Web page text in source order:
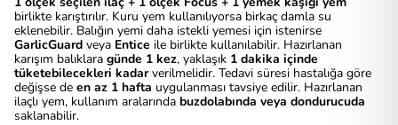
birlikte karıştırılır. Kuru yem kullanılıyorsa birkaç damla su
eklenebilir. Balığın yemi daha istekli yemesi için istenirse
GarlicGuard veya Entice ile birlikte kullanılabilir. Hazırlanan
karışım balıklara günde 1 kez, yaklaşık 1 dakika içinde
tüketebilecekleri kadarverilmelidir. Tedavi süresi hastalığa göre
değişse de en az 1 hafta uygulanması tavsiye edilir. Hazırlanan
ilaçlı yem, kullanım aralarında buzdolabında veya dondurucuda
saklanabilir.